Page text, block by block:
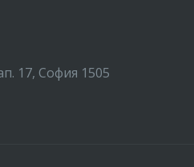
17, София 1505